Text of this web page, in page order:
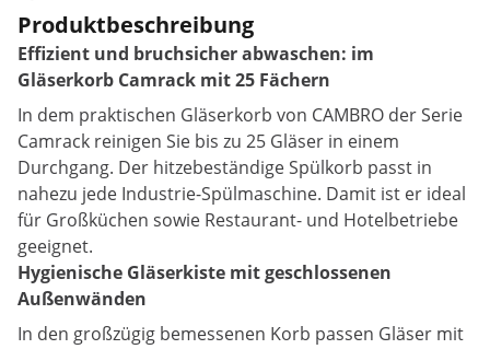
Produktbeschreibung
Effizient und bruchsicher abwaschen: im
Gläserkorb Camrack mit 25 Fächern
In dem praktischen Gläserkorb von CAMBRO der Serie
Camrack reinigen Sie bis zu 25 Gläser in einem
Durchgang. Der hitzebeständige Spülkorb passt in
nahezu jede Industrie-Spülmaschine. Damit ist er ideal
für Großküchen sowie Restaurant- und Hotelbetriebe
geeignet.
Hygienische Gläserkiste mit geschlossenen
Außenwänden
In den großzügig bemessenen Korb passen Gläser mit